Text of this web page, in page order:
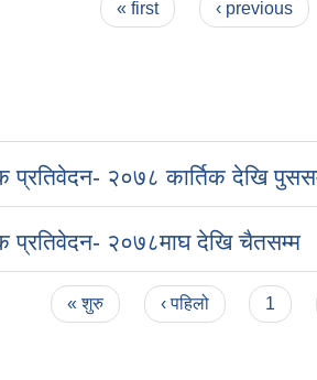
« first ‹ previous
प्रतिवेदन- २०७८ कार्तिक देखि
प्रतिवेदन- २०७८माघ देखि चैतसम्म
« शुरु ‹ पहिलो 1